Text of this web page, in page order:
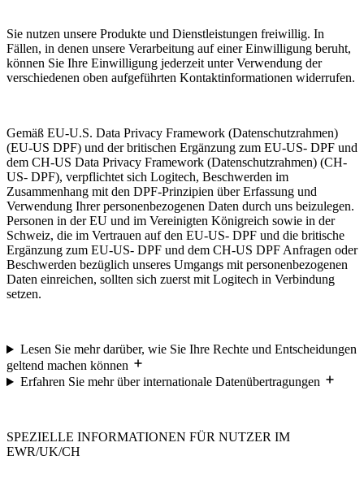
Sie nutzen unsere Produkte und Dienstleistungen freiwillig. In
Fällen, in denen unsere Verarbeitung auf einer Einwilligung beruht,
können Sie Ihre Einwilligung jederzeit unter Verwendung der
verschiedenen oben aufgeführten Kontaktinformationen widerrufen.
Gemäß EU-U.S. Data Privacy Framework (Datenschutzrahmen)
(EU-US DPF) und der britischen Ergänzung zum EU-US- DPF und
dem CH-US Data Privacy Framework (Datenschutzrahmen) (CH-
US- DPF), verpflichtet sich Logitech, Beschwerden im
Zusammenhang mit den DPF-Prinzipien über Erfassung und
Verwendung Ihrer personenbezogenen Daten durch uns beizulegen.
Personen in der EU und im Vereinigten Königreich sowie in der
Schweiz, die im Vertrauen auf den EU-US- DPF und die britische
Ergänzung zum EU-US- DPF und dem CH-US DPF Anfragen oder
Beschwerden bezüglich unseres Umgangs mit personenbezogenen
Daten einreichen, sollten sich zuerst mit Logitech in Verbindung
setzen.
Lesen Sie mehr darüber, wie Sie Ihre Rechte und Entscheidungen
geltend machen können
Erfahren Sie mehr über internationale Datenübertragungen
SPEZIELLE INFORMATIONEN FÜR NUTZER IM
EWR/UK/CH